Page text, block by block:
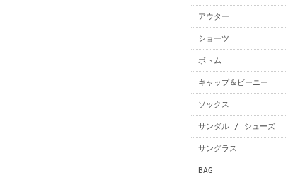
アウター
ショーツ
ボトム
キャップ＆ビーニー
ソックス
サンダル / シューズ
サングラス
BAG